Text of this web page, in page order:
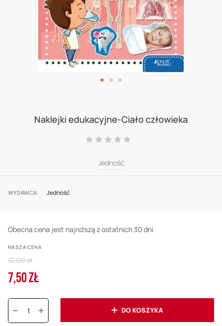
images
Naklejki edukacyjne-Ciało człowieka
Ocena:
Jedność
WYDAWCA Jedność
Obecna cena jest najniższą z ostatnich 30 dni
NASZA CENA
Cena
7,50 ZŁ
Regular
Price
12,00 zł
Ilość:
DO KOSZYKA